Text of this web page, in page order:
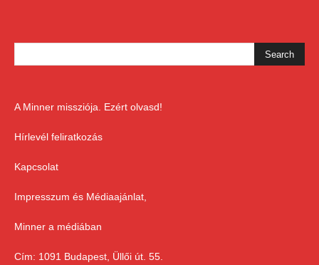
A Minner missziója. Ezért olvasd!
Hírlevél feliratkozás
Kapcsolat
Impresszum és Médiaajánlat,
Minner a médiában
Cím: 1091 Budapest, Üllői út. 55.